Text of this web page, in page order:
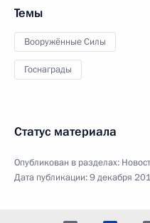
Темы
Вооружённые Силы
Госнаграды
Статус материала
Опубликован в разделах:
Дата публикации:9 декабря